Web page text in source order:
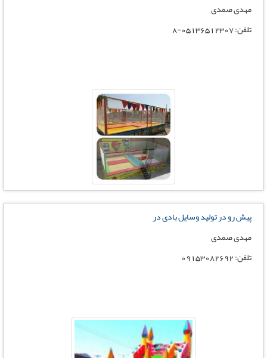
مهدی صمدی
تلفن: 05136512307-8
پیش رو در تولید وسایل بادی در
مهدی صمدی
تلفن: 09153082692